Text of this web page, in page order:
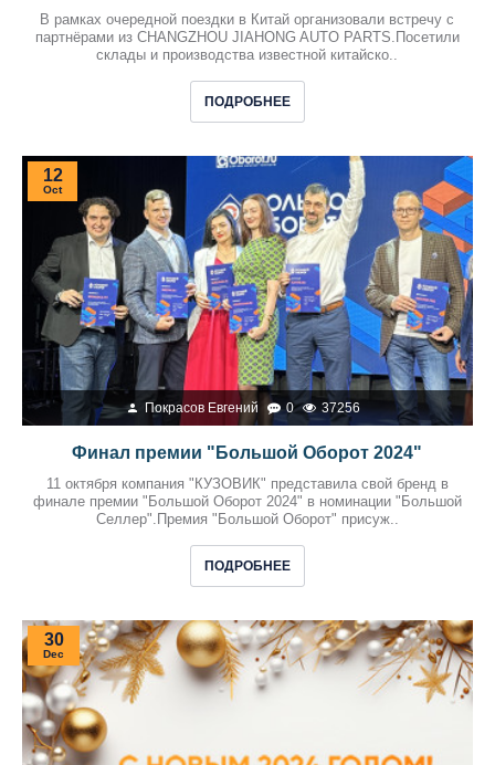
В рамках очередной поездки в Китай организовали встречу с
партнёрами из CHANGZHOU JIAHONG AUTO PARTS.Посетили
склады и производства известной китайско..
ПОДРОБНЕЕ
12
Oct
Покрасов Евгений 0 37256
Финал премии "Большой Оборот 2024"
11 октября компания "КУЗОВИК" представила свой бренд в
финале премии "Большой Оборот 2024" в номинации "Большой
Селлер".Премия "Большой Оборот" присуж..
ПОДРОБНЕЕ
30
Dec